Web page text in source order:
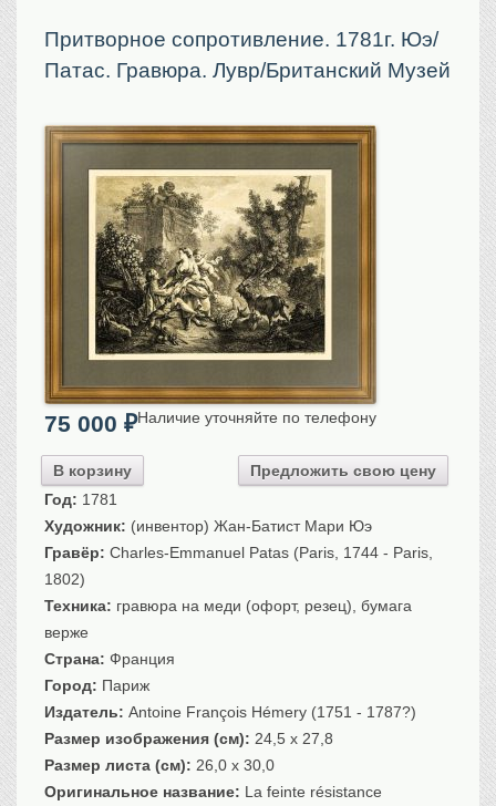
Предметы VIP
Портреты царской семьи
Москва
Санкт-Петербург
Российская империя
Прочие
Старинные карты
Российская империя
Европа
Мир
Виды городов
Санкт-Петербург
Российская империя
Прочие
Севастополь, Крым
Ценные бумаги
История моды.
Гражданская мода
Униформа
Охота. Флора. Фауна
Флора
Притворное сопротивление. 1781г. Юэ/
Патас. Гравюра. Лувр/Британский Музей
75 000 ₽
В корзину Предложить свою цену
Наличие уточняйте по телефону
Год: 1781
Художник: (инвентор) Жан-Батист Мари Юэ
Гравёр: Charles-Emmanuel Patas (Paris, 1744 - Paris,
1802)
Техника: гравюра на меди (офорт, резец), бумага
верже
Страна: Франция
Город: Париж
Издатель: Antoine François Hémery (1751 - 1787?)
Размер изображения (см): 24,5 x 27,8
Размер листа (см): 26,0 x 30,0
Оригинальное название: La feinte résistance